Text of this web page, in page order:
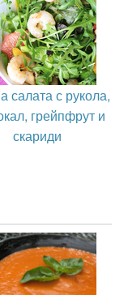
салата с рукола,
грейпфрут и
скариди